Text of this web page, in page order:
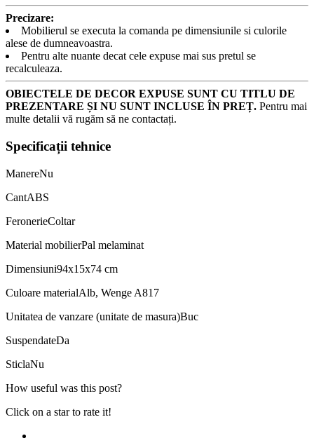
Precizare:
Mobilierul se executa la comanda pe dimensiunile si culorile
alese de dumneavoastra.
Pentru alte nuante decat cele expuse mai sus pretul se
recalculeaza.
OBIECTELE DE DECOR EXPUSE SUNT CU TITLU DE
PREZENTARE ȘI NU SUNT INCLUSE ÎN PREȚ. Pentru mai
multe detalii vă rugăm să ne contactați.
Specificații tehnice
ManereNu
CantABS
FeronerieColtar
Material mobilierPal melaminat
Dimensiuni94x15x74 cm
Culoare materialAlb, Wenge A817
Unitatea de vanzare (unitate de masura)Buc
SuspendateDa
SticlaNu
How useful was this post?
Click on a star to rate it!